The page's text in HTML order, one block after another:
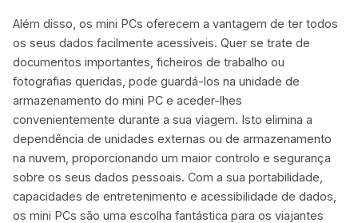
Além disso, os mini PCs oferecem a vantagem de ter todos
os seus dados facilmente acessíveis. Quer se trate de
documentos importantes, ficheiros de trabalho ou
fotografias queridas, pode guardá-los na unidade de
armazenamento do mini PC e aceder-lhes
convenientemente durante a sua viagem. Isto elimina a
dependência de unidades externas ou de armazenamento
na nuvem, proporcionando um maior controlo e segurança
sobre os seus dados pessoais. Com a sua portabilidade,
capacidades de entretenimento e acessibilidade de dados,
os mini PCs são uma escolha fantástica para os viajantes